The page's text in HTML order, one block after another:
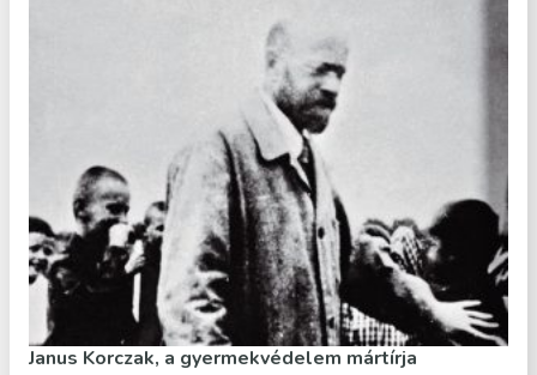
Janus Korczak, a gyermekvédelem mártírja